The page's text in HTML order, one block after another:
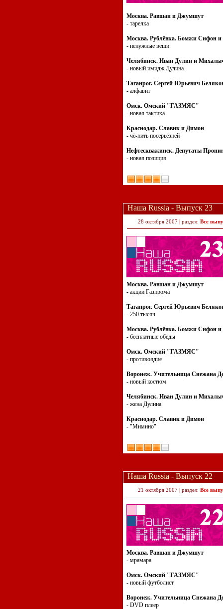
Москва. Равшан и Джумшут
- тарелка
Москва. Рублёвка. Бомжи Сифон и
- ненужные вещи
Челябинск. Иван Дулин и
- новый имидж Дулина
Таганрог. Сергей Юрьевич
- алфавит
Омск. Омский "ГАЗМЯС"
- новая тактика
Краснодар. Славик и Димон
- чё-нить посерьёзней
Нефтескважинск. Депутаты
- новая позиция
Наша Russia - Выпуск 23
28 октября 2007 | раздел: Все
Москва. Равшан и Джумшут
- акции Газпрома
Таганрог. Сергей Юрьевич
- 250 тысяч
Москва. Рублёвка. Бомжи Сифон и
- бесплатные обеды
Омск. Омский "ГАЗМЯС"
- противоядие
Воронеж. Учительница Снежана
- новый костюм
Челябинск. Иван Дулин и
- жена Дулина
Краснодар. Славик и Димон
- "Мимино"
Наша Russia - Выпуск 22
21 октября 2007 | раздел: Все
Москва. Равшан и Джумшут
- мрамара
Омск. Омский "ГАЗМЯС"
- новый футболист
Воронеж. Учительница Снежана
- DVD плеер